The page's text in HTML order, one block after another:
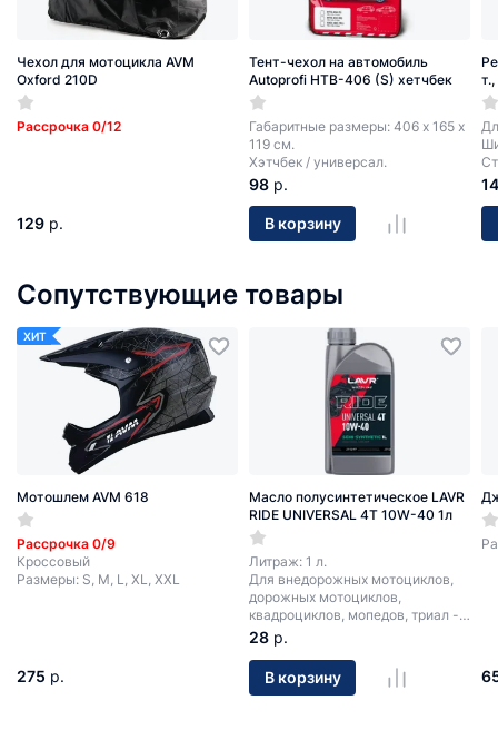
Чехол для мотоцикла AVM
Oxford 210D
Рассрочка 0/12
129 р.
Тент-чехол на автомобиль
Autoprofi HTB-406 (S) хетчбек
Габаритные размеры: 406 х 165 х
119 см.
Хэтчбек / универсал.
98 р.
В корзину
14
Сопутствующие товары
ХИТ
Мотошлем AVM 618
Рассрочка 0/9
Кроссовый
Размеры: S, M, L, XL, XXL
275 р.
Масло полусинтетическое LAVR
RIDE UNIVERSAL 4T 10W-40 1л
Литраж: 1 л.
Для внедорожных мотоциклов,
дорожных мотоциклов,
квадроциклов, мопедов, триал -
мотоциклов.
28 р.
В корзину